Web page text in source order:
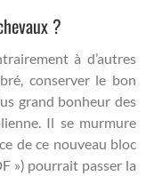
?
à d’autres
conserver le bon
grand bonheur des
Il se murmure
de ce nouveau bloc
») pourrait passer la